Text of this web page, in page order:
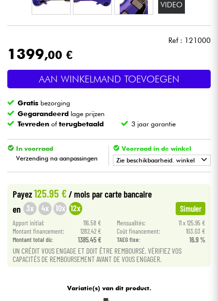
DJ
Licht
Drums & percussie
Blaasinstrument
Kinderen
Kabels & toebehoren
HiFi
Sets
Bekijk onze merken
VIDEO
Ref : 121000
1399,00 €
AAN WINKELMAND TOEVOEGEN
Gratis bezorging
Gegarandeerd lage prijzen
Tevreden ofterugbetaald 3 jaar garantie
In voorraad
Verzending na aanpassingen
Voorraad in de winkel
Zie beschikbaarheid. winkel
• PARIS
Payez125.95 € / mois par carte bancaire
en 3x 4x 10x 12x Simuler
Apport initial: 116.58 € Mensualités:
11 x 125.95 €
Montant financement:
1282.42 € Coût financement:
103.03 €
Montant total dù:
1385.45 € TAEG fixe: 16.9 %
UN CRÉDIT VOUS ENGAGE ET DOIT ÊTRE REMBOURSÉ. VÉRIFIEZ VOS
CAPACITÉS DE REMBOURSEMENT AVANT DE VOUS ENGAGER.
Variatie(s) van dit product.